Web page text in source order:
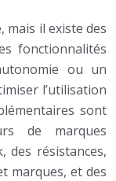
mais il existe des
fonctionnalités
ou un
l’utilisation
sont
de marques
des résistances,
marques, et des